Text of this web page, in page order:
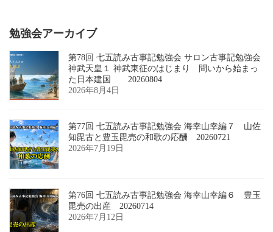
勉強会アーカイブ
第78回 七五読み古事記勉強会 サロン古事記勉強会
神武天皇１ 神武東征のはじまり 問いから始まっ
た日本建国 20260804
2026年8月4日
第77回 七五読み古事記勉強会 海幸山幸編７ 山佐
知毘古と豊玉毘売の和歌の応酬 20260721
2026年7月19日
第76回 七五読み古事記勉強会 海幸山幸編６ 豊玉
毘売の出産 20260714
2026年7月12日